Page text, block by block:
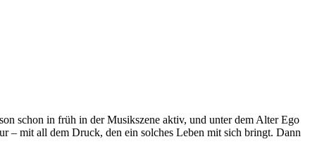
schon in früh in der Musikszene aktiv, und unter dem Alter Ego
– mit all dem Druck, den ein solches Leben mit sich bringt. Dann